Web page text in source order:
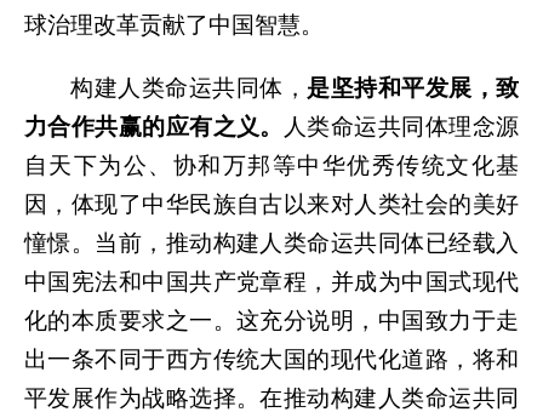
球治理改革贡献了中国智慧。
构建人类命运共同体， 是坚持和平发展，致
力合作共赢的应有之义。
人类命运共同体理念源
自天下为公、协和万邦等中华优秀传统文化基
因，体现了中华民族自古以来对人类社会的美好
憧憬。当前，推动构建人类命运共同体已经载入
中国宪法和中国共产党章程，并成为中国式现代
化的本质要求之一。这充分说明，中国致力于走
出一条不同于西方传统大国的现代化道路，将和
平发展作为战略选择。在推动构建人类命运共同